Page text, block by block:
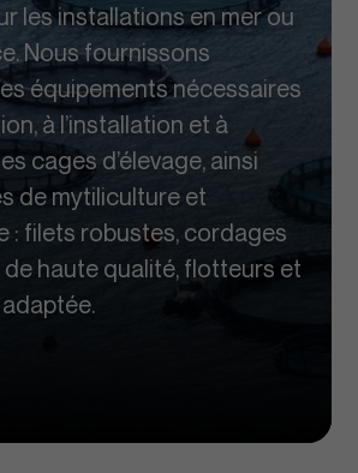
les installations en mer ou
Nous fournissons
équipements nécessaires
à l’installation et à
cages d’élevage, ainsi
de mytiliculture et
: filets robustes, cordages
haute qualité, flotteurs et